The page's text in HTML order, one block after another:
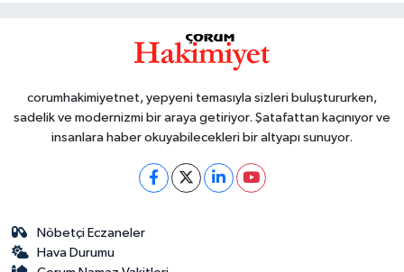
corumhakimiyetnet, yepyeni temasıyla sizleri buluştururken,
sadelik ve modernizmi bir araya getiriyor. Şatafattan kaçınıyor ve
insanlara haber okuyabilecekleri bir altyapı sunuyor.
Nöbetçi Eczaneler
Hava Durumu